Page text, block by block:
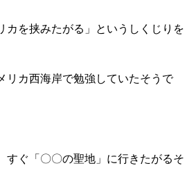
カを挟みたがる」というしくじりを
リカ西海岸で勉強していたそうで
すぐ「〇〇の聖地」に行きたがるそ